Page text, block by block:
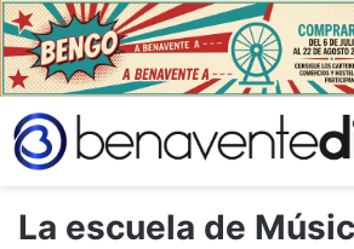
La escuela de